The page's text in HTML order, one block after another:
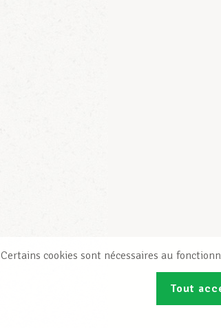
Certains cookies sont nécessaires au
Tout